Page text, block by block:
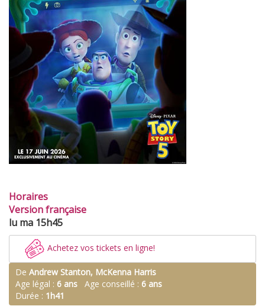
Horaires
Version française
lu ma 15h45
Achetez vos tickets en ligne!
De Andrew Stanton, McKenna Harris
Age légal : 6 ans Age conseillé : 6 ans
Durée : 1h41